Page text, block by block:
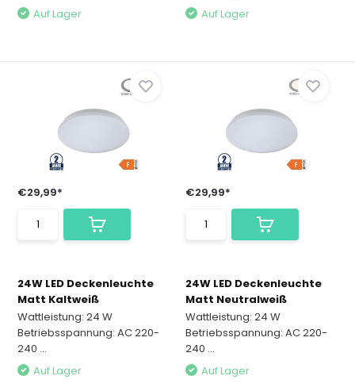
Auf Lager
Auf Lager
€29,99*
24W LED Deckenleuchte
Matt Kaltweiß
Wattleistung: 24 W
Betriebsspannung: AC 220-
240 ...
Auf Lager
€29,99*
24W LED Deckenleuchte
Matt Neutralweiß
Wattleistung: 24 W
Betriebsspannung: AC 220-
240 ...
Auf Lager